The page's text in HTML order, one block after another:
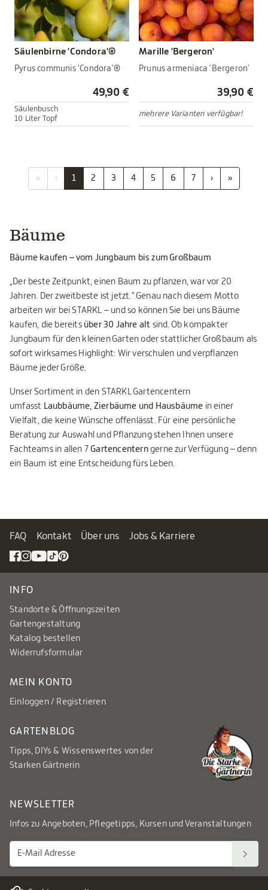
Säulenbirne 'Condora'®
Pyrus communis 'Condora'®
49,90 €
Säulenbusch
10 Liter Topf
Marille 'Bergeron'
Prunus armeniaca 'Bergeron'
39,90 €
mehrere Varianten verfügbar!
« ‹ 1 2 3 4 5 6 7 › »
Bäume
Bäume kaufen – vom Jungbaum bis zum Großbaum
„Der beste Zeitpunkt, einen Baum zu pflanzen, war vor 20
Jahren. Der zweitbeste ist jetzt." Genau nach diesem Motto
arbeiten wir bei STARKL – und so können Sie bei uns Bäume
kaufen, die bereits über 30 Jahre alt sind. Ob kompakter
Jungbaum für den kleinen Garten oder stattlicher Großbaum als
sofort wirksames Highlight: Wir verschulen und verpflanzen
Bäume jeder Größe.
Unser Sortiment in den STARKL Gartencentern
umfasst Laubbäume, Zierbäume und Hausbäume in einer
Vielfalt, die keine Wünsche offenlässt. Für eine persönliche
Beratung zur Auswahl und Pflanzung stehen Ihnen unsere
Fachteams in allen 7Gartencenterngerne zur Verfügung – denn
ein Baum ist eine Entscheidung fürs Leben.
FAQ Kontakt Über uns Jobs & Karriere
INFO
Standorte & Öffnungszeiten
Gartengestaltung
Katalog bestellen
Widerrufsformular
MEIN KONTO
Einloggen / Registrieren
GARTENBLOG
Tipps, DIYs & Wissenswertes von der
Starken Gärtnerin
NEWSLETTER
Infos zu Angeboten, Pflegetipps, Kursen und Veranstaltungen